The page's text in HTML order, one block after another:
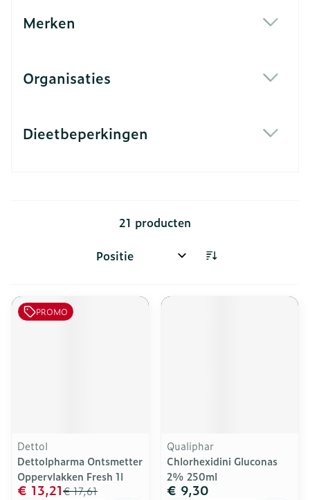
Merken
Organisaties
Dieetbeperkingen
21 producten
Sorteer op:
PROMO
Dettol
Dettolpharma Ontsmetter
Oppervlakken Fresh 1l
€ 17,61
€ 13,21
Qualiphar
Chlorhexidini Gluconas
2% 250ml
€ 9,30